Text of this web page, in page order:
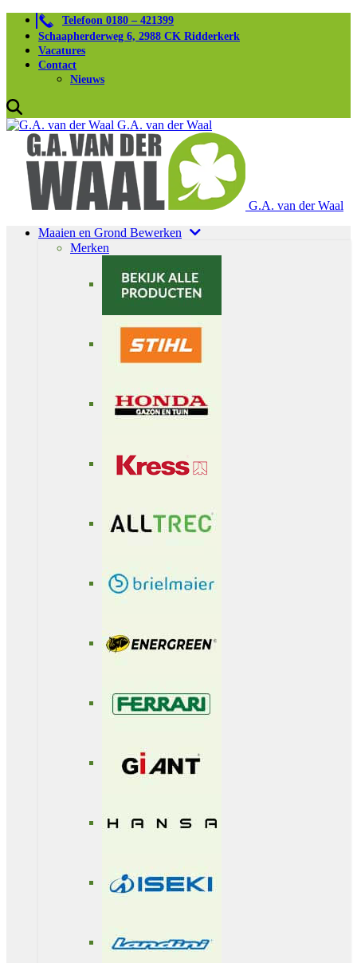
Telefoon 0180 – 421399
Schaapherderweg 6, 2988 CK Ridderkerk
Vacatures
Contact
Nieuws
G.A. van der Waal
G.A. van der Waal
Maaien en Grond Bewerken
Merken